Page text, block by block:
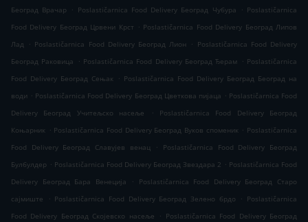
Београд Врачар
. Poslastičarnica Food Delivery Београд Чубура . Poslastičarnica
Food Delivery Београд Црвени Крст . Poslastičarnica Food Delivery Београд Липов
Лад
. Poslastičarnica Food Delivery Београд Лион . Poslastičarnica Food Delivery
Београд Раковица
. Poslastičarnica Food Delivery Београд Ђерам . Poslastičarnica
Food Delivery Београд Сењак
. Poslastičarnica Food Delivery Београд Београд на
води . Poslastičarnica Food Delivery Београд Цветкова пијаца . Poslastičarnica Food
Delivery Београд Учитељско насеље
.
Poslastičarnica Food Delivery Београд
Коњарник . Poslastičarnica Food Delivery Београд Вуков споменик . Poslastičarnica
Food Delivery Београд Славујев венац
.
Poslastičarnica Food Delivery Београд
Булбулдер . Poslastičarnica Food Delivery Београд Звездара 2 . Poslastičarnica Food
Delivery Београд Бара Венеција
.
Poslastičarnica Food Delivery Београд Старо
сајмиште
. Poslastičarnica Food Delivery Београд Зелено брдо . Poslastičarnica
Food Delivery Београд Скојевско насеље
. Poslastičarnica Food Delivery Београд